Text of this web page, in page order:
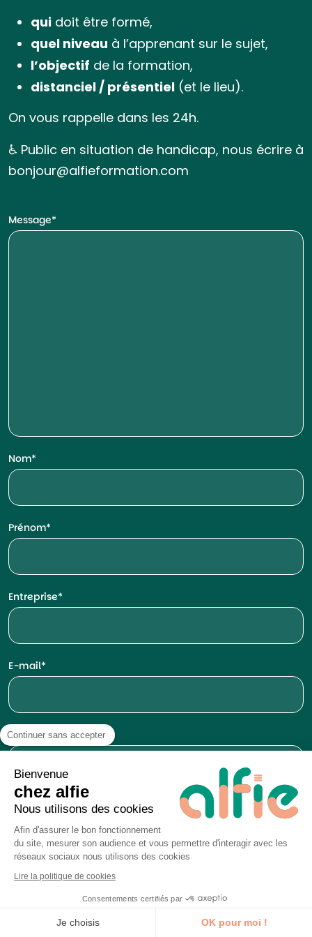
qui doit être formé,
quel niveau à l’apprenant sur le sujet,
l’objectif de la formation,
distanciel / présentiel (et le lieu).
On vous rappelle dans les 24h.
♿ Public en situation de handicap, nous écrire à
bonjour@alfieformation.com
Message
Nom
Prénom
Entreprise
E-mail
Téléphone
Les informations recueillies à partir de ce formulaire sont
contact et dans le cadre de nos activités de prospection.
Continuer sans accepter
Bienvenue
chez alfie
Nous utilisons des cookies
Afin d'assurer le bon fonctionnement
du site, mesurer son audience et vous permettre d'interagir avec les
réseaux sociaux nous utilisons des cookies
Lire la politique de cookies
Consentements certifiés par
Je choisis OK pour moi !